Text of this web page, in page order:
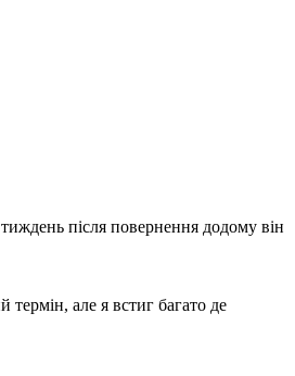
після повернення додому він
але я встиг багато де